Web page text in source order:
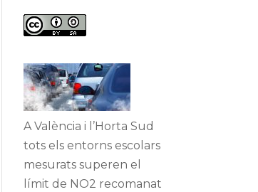
A València i l’Horta Sud
tots els entorns escolars
mesurats superen el
límit de NO2 recomanat